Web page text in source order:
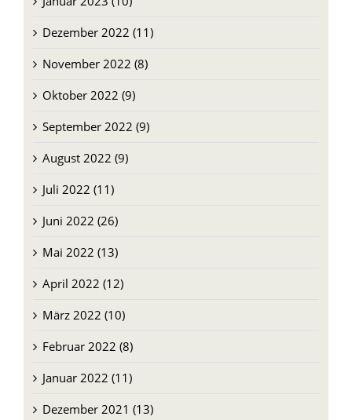
Januar 2023 (10)
Dezember 2022 (11)
November 2022 (8)
Oktober 2022 (9)
September 2022 (9)
August 2022 (9)
Juli 2022 (11)
Juni 2022 (26)
Mai 2022 (13)
April 2022 (12)
März 2022 (10)
Februar 2022 (8)
Januar 2022 (11)